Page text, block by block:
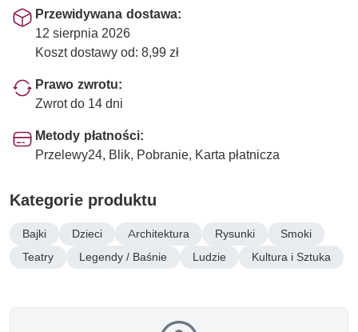
Przewidywana dostawa:
12 sierpnia 2026
Koszt dostawy od: 8,99 zł
Prawo zwrotu:
Zwrot do 14 dni
Metody płatności:
Przelewy24, Blik, Pobranie, Karta płatnicza
Kategorie produktu
Bajki Dzieci Architektura Rysunki
Smoki
Teatry
Legendy / Baśnie Ludzie Kultura i Sztuka